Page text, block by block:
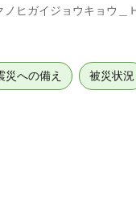
ノヒガイジョウキョウ＿
災への備え 被災状況